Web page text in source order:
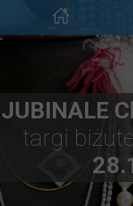
JUBINALE
targi